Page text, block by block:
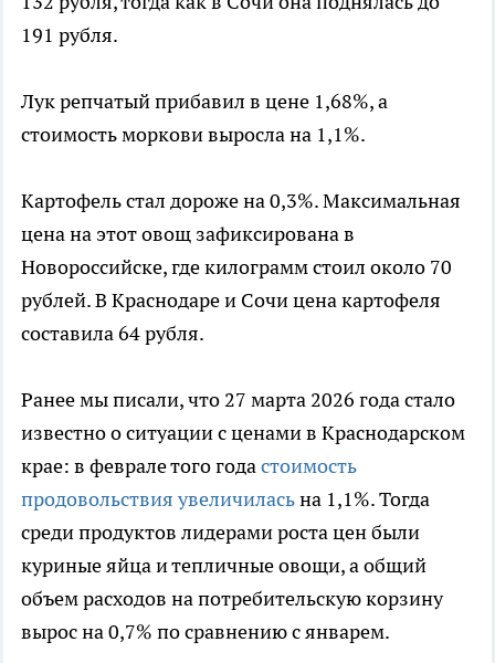
191 рубля.
Лук репчатый прибавил в цене 1,68%, а
стоимость моркови выросла на 1,1%.
Картофель стал дороже на 0,3%. Максимальная
цена на этот овощ зафиксирована в
Новороссийске, где килограмм стоил около 70
рублей. В Краснодаре и Сочи цена картофеля
составила 64 рубля.
Ранее мы писали, что 27 марта 2026 года стало
известно о ситуации с ценами в Краснодарском
крае: в феврале того годастоимость
продовольствия увеличиласьна 1,1%. Тогда
среди продуктов лидерами роста цен были
куриные яйца и тепличные овощи, а общий
объем расходов на потребительскую корзину
вырос на 0,7% по сравнению с январем.